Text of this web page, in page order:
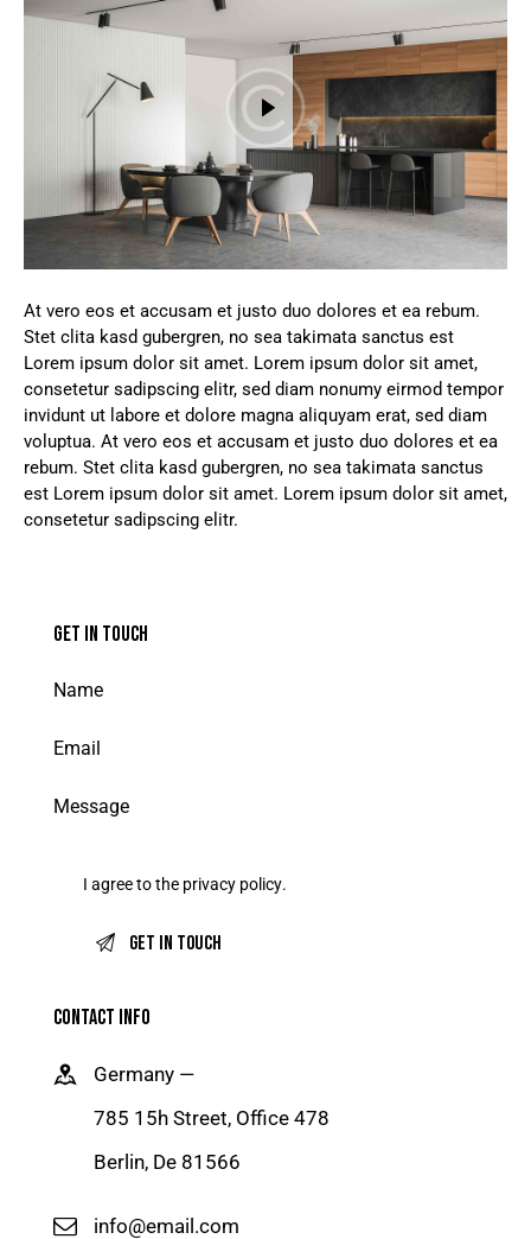
At vero eos et accusam et justo duo dolores et ea rebum.
Stet clita kasd gubergren, no sea takimata sanctus est
Lorem ipsum dolor sit amet. Lorem ipsum dolor sit amet,
consetetur sadipscing elitr, sed diam nonumy eirmod tempor
invidunt ut labore et dolore magna aliquyam erat, sed diam
voluptua. At vero eos et accusam et justo duo dolores et ea
rebum. Stet clita kasd gubergren, no sea takimata sanctus
est Lorem ipsum dolor sit amet. Lorem ipsum dolor sit amet,
consetetur sadipscing elitr.
GET IN TOUCH
I agree to the privacy policy.
CONTACT INFO
Germany —
785 15h Street, Office 478
Berlin, De 81566
info@email.com